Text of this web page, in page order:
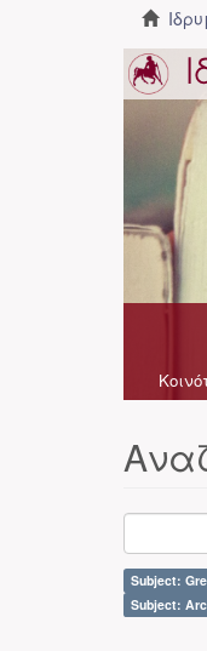
Subject:
Subject: